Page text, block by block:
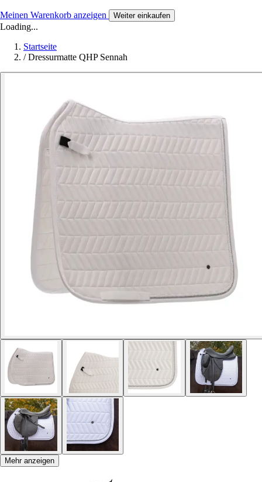
Meinen Warenkorb anzeigen Weiter einkaufen
Loading...
Startseite
/ Dressurmatte QHP Sennah
Mehr anzeigen